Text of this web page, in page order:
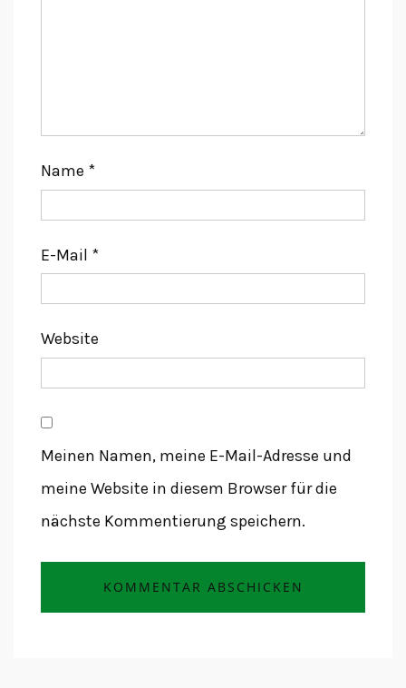
Name *
E-Mail *
Website
Meinen Namen, meine E-Mail-Adresse und
meine Website in diesem Browser für die
nächste Kommentierung speichern.